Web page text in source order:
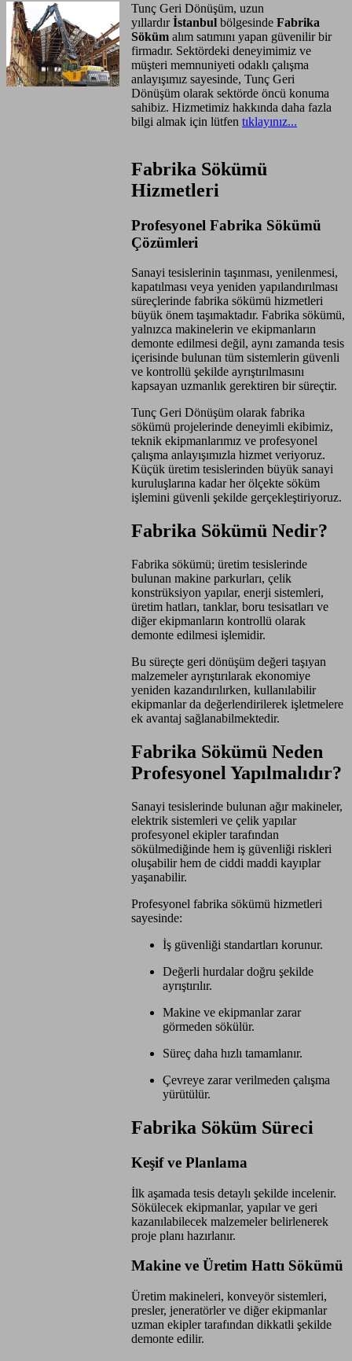
Tunç Geri Dönüşüm, uzun
yıllardırİstanbul bölgesindeFabrika
Sökümalım satımını yapan güvenilir bir
firmadır. Sektördeki deneyimimiz ve
müşteri memnuniyeti odaklı çalışma
anlayışımız sayesinde, Tunç Geri
Dönüşüm olarak sektörde öncü konuma
sahibiz. Hizmetimiz hakkında daha fazla
bilgi almak için lütfentıklayınız...
Fabrika Sökümü
Hizmetleri
Profesyonel Fabrika Sökümü
Çözümleri
Sanayi tesislerinin taşınması, yenilenmesi,
kapatılması veya yeniden yapılandırılması
süreçlerinde fabrika sökümü hizmetleri
büyük önem taşımaktadır. Fabrika sökümü,
yalnızca makinelerin ve ekipmanların
demonte edilmesi değil, aynı zamanda tesis
içerisinde bulunan tüm sistemlerin güvenli
ve kontrollü şekilde ayrıştırılmasını
kapsayan uzmanlık gerektiren bir süreçtir.
Tunç Geri Dönüşüm olarak fabrika
sökümü projelerinde deneyimli ekibimiz,
teknik ekipmanlarımız ve profesyonel
çalışma anlayışımızla hizmet veriyoruz.
Küçük üretim tesislerinden büyük sanayi
kuruluşlarına kadar her ölçekte söküm
işlemini güvenli şekilde gerçekleştiriyoruz.
Fabrika Sökümü Nedir?
Fabrika sökümü; üretim tesislerinde
bulunan makine parkurları, çelik
konstrüksiyon yapılar, enerji sistemleri,
üretim hatları, tanklar, boru tesisatları ve
diğer ekipmanların kontrollü olarak
demonte edilmesi işlemidir.
Bu süreçte geri dönüşüm değeri taşıyan
malzemeler ayrıştırılarak ekonomiye
yeniden kazandırılırken, kullanılabilir
ekipmanlar da değerlendirilerek işletmelere
ek avantaj sağlanabilmektedir.
Fabrika Sökümü Neden
Profesyonel Yapılmalıdır?
Sanayi tesislerinde bulunan ağır makineler,
elektrik sistemleri ve çelik yapılar
profesyonel ekipler tarafından
sökülmediğinde hem iş güvenliği riskleri
oluşabilir hem de ciddi maddi kayıplar
yaşanabilir.
Profesyonel fabrika sökümü hizmetleri
sayesinde:
İş güvenliği standartları korunur.
Değerli hurdalar doğru şekilde
ayrıştırılır.
Makine ve ekipmanlar zarar
görmeden sökülür.
Süreç daha hızlı tamamlanır.
Çevreye zarar verilmeden çalışma
yürütülür.
Fabrika Söküm Süreci
Keşif ve Planlama
İlk aşamada tesis detaylı şekilde incelenir.
Sökülecek ekipmanlar, yapılar ve geri
kazanılabilecek malzemeler belirlenerek
proje planı hazırlanır.
Makine ve Üretim Hattı Sökümü
Üretim makineleri, konveyör sistemleri,
presler, jeneratörler ve diğer ekipmanlar
uzman ekipler tarafından dikkatli şekilde
demonte edilir.